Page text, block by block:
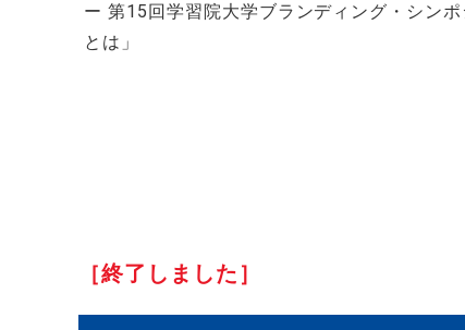
第15回学習院大学ブランディング・シン
とは」
［終了しました］